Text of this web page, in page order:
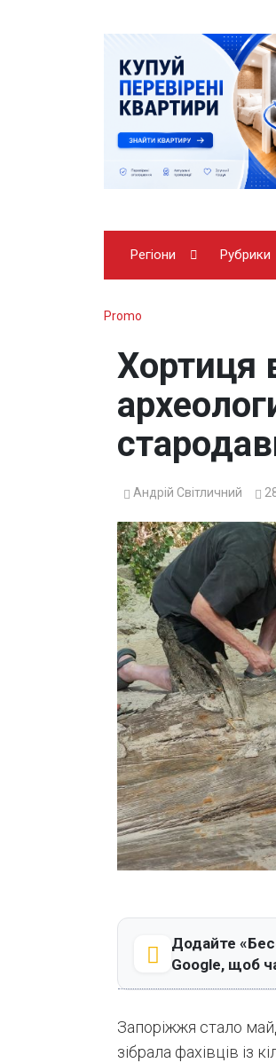
Регіони Рубрики
Promo
Хортиця
Андрій Світличний
Додайте
Google, щоб
Запоріжжя стало
зібрала фахівців із